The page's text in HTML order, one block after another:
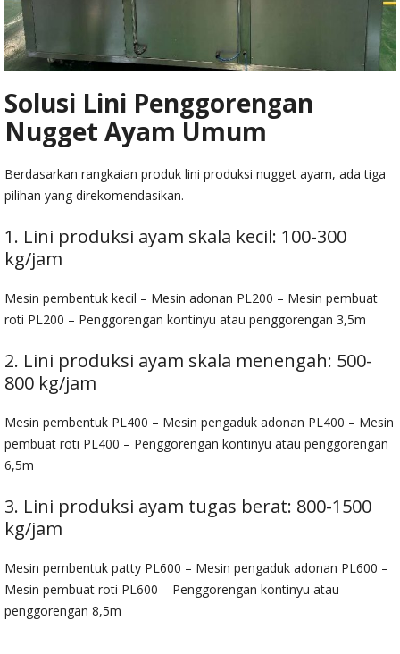
Solusi Lini Penggorengan
Nugget Ayam Umum
Berdasarkan rangkaian produk lini produksi nugget ayam, ada tiga
pilihan yang direkomendasikan.
1. Lini produksi ayam skala kecil: 100-300
kg/jam
Mesin pembentuk kecil – Mesin adonan PL200 – Mesin pembuat
roti PL200 – Penggorengan kontinyu atau penggorengan 3,5m
2. Lini produksi ayam skala menengah: 500-
800 kg/jam
Mesin pembentuk PL400 – Mesin pengaduk adonan PL400 – Mesin
pembuat roti PL400 – Penggorengan kontinyu atau penggorengan
6,5m
3. Lini produksi ayam tugas berat: 800-1500
kg/jam
Mesin pembentuk patty PL600 – Mesin pengaduk adonan PL600 –
Mesin pembuat roti PL600 – Penggorengan kontinyu atau
penggorengan 8,5m